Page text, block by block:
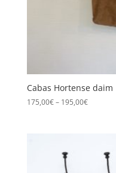
Cabas Hortense daim
175,00€– 195,00€